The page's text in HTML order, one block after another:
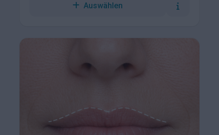
Auswählen